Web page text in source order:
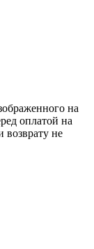
на
оплатой на
возврату не